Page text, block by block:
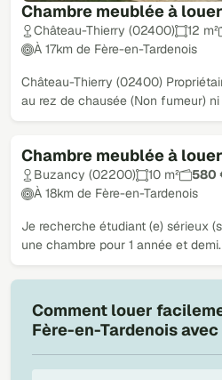
Chambre meublée à louer
Château-Thierry (02400) 12 m²
À 17km de Fère-en-Tardenois
Château-Thierry (02400)
au rez de chausée (Non fumeur)
Chambre meublée à louer
Buzancy (02200) 10 m²
580
À 18km de Fère-en-Tardenois
Je recherche étudiant (e) sérieux
une chambre pour 1 année et
Comment louer
Fère-en-Tardenois